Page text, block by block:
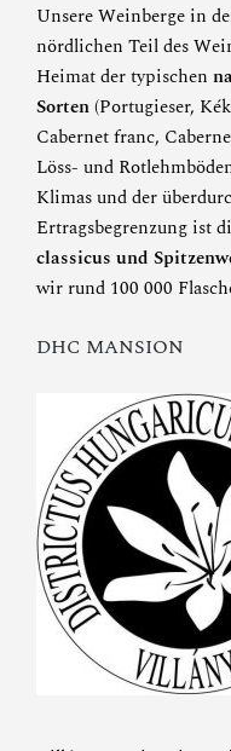
Unsere Weinberge in
nördlichen Teil des
Heimat der typischen
Sorten(Portugieser,
Cabernet franc,
Löss- und
Klimas und der
Ertragsbegrenzung ist
classicus und
wir rund 100 000
DHC MANSION